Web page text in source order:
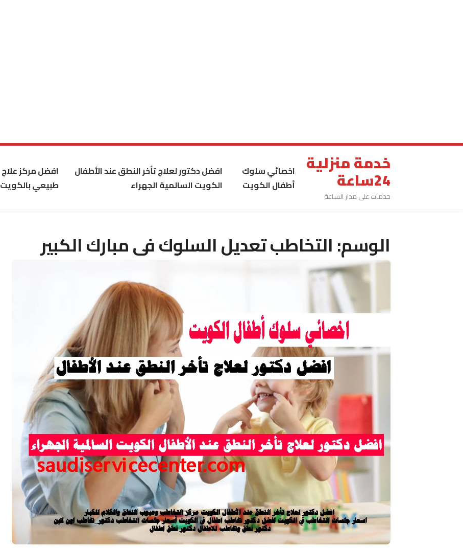
خدمة منزلية
24ساعة
خدمات على مدار الساعة
اخصائي سلوك
أطفال الكويت
افضل دكتور لعلاج تأخر النطق عند الأطفال
الكويت السالمية الجهراء
افضل مركز علاج
طبيعي بالكويت
الوسم:التخاطب تعديل السلوك فى مبارك الكبير